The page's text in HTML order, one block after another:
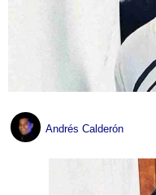
Andrés Calderón